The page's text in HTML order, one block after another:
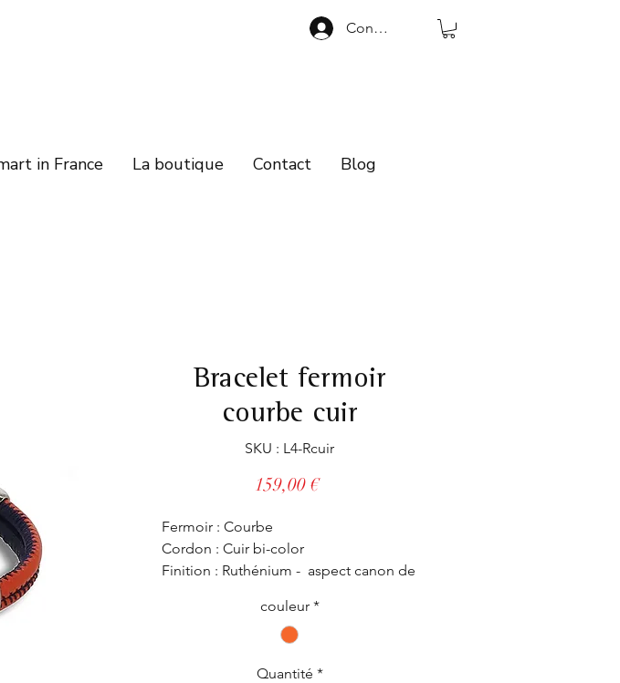
Connexion
in France La boutique Contact Blog
Bracelet fermoir
courbe cuir
SKU : L4-Rcuir
159,00 €Prix
Fermoir : Courbe
Cordon : Cuir bi-color
Finition : Ruthénium - aspect canon de
Taille : Entièrement réglable, il s'adapte
à tous les poignets même les plus
couleur *
Quantité *